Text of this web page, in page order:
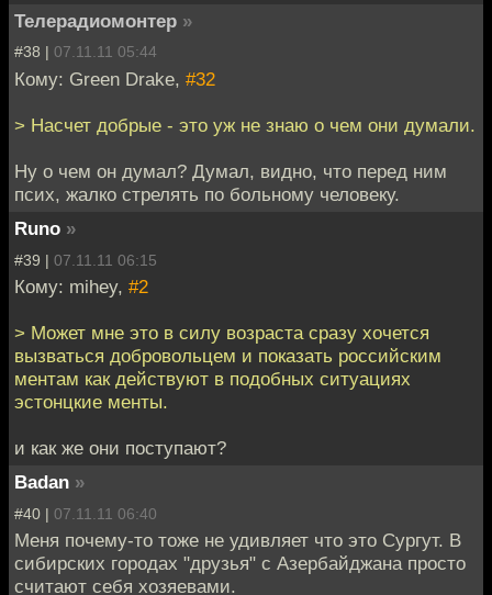
Телерадиомонтер »
#38 | 07.11.11 05:44
Кому: Green Drake, #32
> Насчет добрые - это уж не знаю о чем они думали.
Ну о чем он думал? Думал, видно, что перед ним
псих, жалко стрелять по больному человеку.
Runo »
#39 | 07.11.11 06:15
Кому: mihey, #2
> Может мне это в силу возраста сразу хочется
вызваться добровольцем и показать российским
ментам как действуют в подобных ситуациях
эстонцкие менты.
и как же они поступают?
Badan »
#40 | 07.11.11 06:40
Меня почему-то тоже не удивляет что это Сургут. В
сибирских городах "друзья" с Азербайджана просто
считают себя хозяевами.